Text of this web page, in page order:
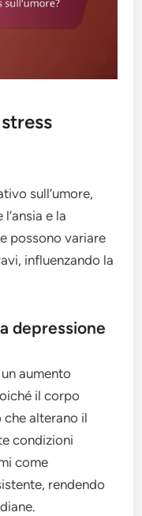
sull’umore,
e la
possono variare
influenzando la
depressione
aumento
il corpo
alterano il
condizioni
come
rendendo